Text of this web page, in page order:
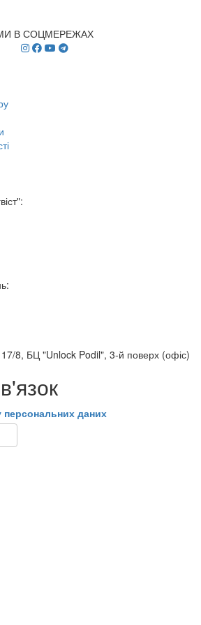
В СОЦМЕРЕЖАХ
8, БЦ "Unlock Podil", 3-й поверх (офіс)
персональних даних